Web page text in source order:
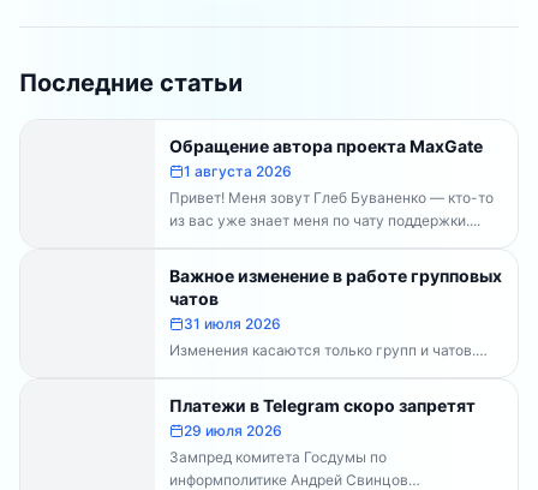
Последние статьи
Обращение автора проекта MaxGate
1 августа 2026
Привет! Меня зовут Глеб Буваненко — кто-то
из вас уже знает меня по чату поддержки....
Важное изменение в работе групповых
чатов
31 июля 2026
Изменения касаются только групп и чатов.
Каналы работают в прежнем режиме —
владельцам каналов делать...
Платежи в Telegram скоро запретят
29 июля 2026
Зампред комитета Госдумы по
информполитике Андрей Свинцов